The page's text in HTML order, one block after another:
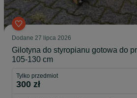
Dodane 27 lipca 2026
Gilotyna do styropianu gotowa do
105-130 cm
Tylko przedmiot
300 zł